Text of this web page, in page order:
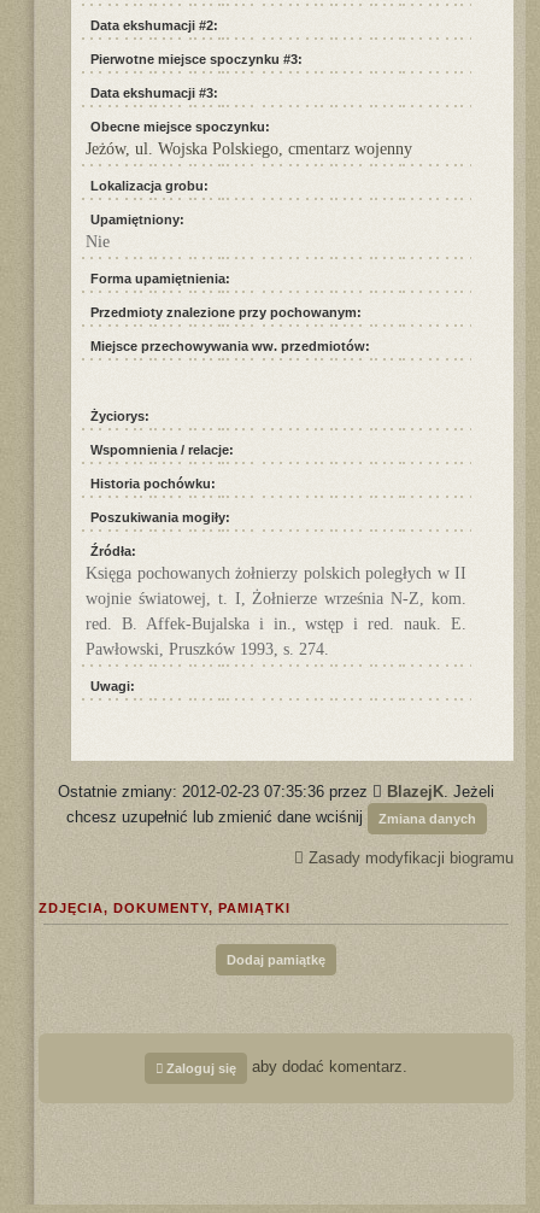
Data ekshumacji #2:
Pierwotne miejsce spoczynku #3:
Data ekshumacji #3:
Obecne miejsce spoczynku:
Jeżów, ul. Wojska Polskiego, cmentarz wojenny
Lokalizacja grobu:
Upamiętniony:
Nie
Forma upamiętnienia:
Przedmioty znalezione przy pochowanym:
Miejsce przechowywania ww. przedmiotów:
Życiorys:
Wspomnienia / relacje:
Historia pochówku:
Poszukiwania mogiły:
Źródła:
Księga pochowanych żołnierzy polskich poległych w II
wojnie światowej, t. I, Żołnierze września N-Z, kom.
red. B. Affek-Bujalska i in., wstęp i red. nauk. E.
Pawłowski, Pruszków 1993, s. 274.
Uwagi:
Ostatnie zmiany: 2012-02-23 07:35:36 przez BlazejK. Jeżeli
chcesz uzupełnić lub zmienić dane wciśnij
Zmiana danych
Zasady modyfikacji biogramu
ZDJĘCIA, DOKUMENTY, PAMIĄTKI
Dodaj pamiątkę
Zaloguj się aby dodać komentarz.